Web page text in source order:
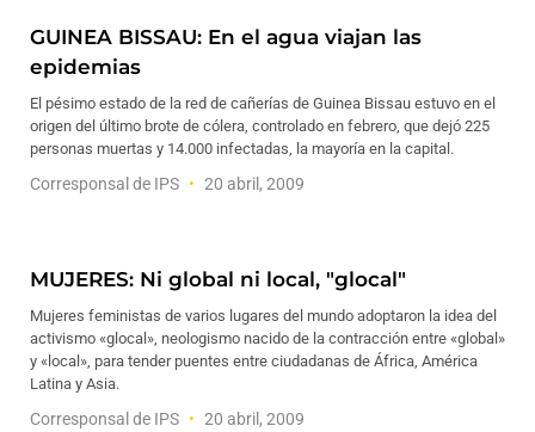
GUINEA BISSAU: En el agua viajan las
epidemias
El pésimo estado de la red de cañerías de Guinea Bissau estuvo en el
origen del último brote de cólera, controlado en febrero, que dejó 225
personas muertas y 14.000 infectadas, la mayoría en la capital.
Corresponsal de IPS 20 abril, 2009
MUJERES: Ni global ni local, "glocal"
Mujeres feministas de varios lugares del mundo adoptaron la idea del
activismo «glocal», neologismo nacido de la contracción entre «global»
y «local», para tender puentes entre ciudadanas de África, América
Latina y Asia.
Corresponsal de IPS 20 abril, 2009